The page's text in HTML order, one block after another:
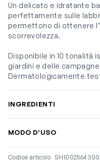
Un delicato e idratante
perfettamente sulle
permettono di ottenere
scorrevolezza.
Disponibile in 10 tonalità
giardini e delle
Dermatologicamente
INGREDIENTI
MODO D'USO
Codice articolo